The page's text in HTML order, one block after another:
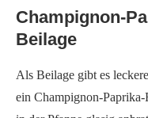
Champignon-
Beilage
Als Beilage gibt es
ein Champignon-